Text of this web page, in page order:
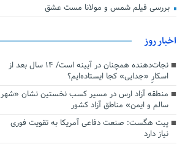
بررسی فیلم شمس و مولانا مست عشق
اخبار روز
نجات‌دهنده‌ همچنان در آیینه است/ ۱۴ سال بعد از
اسکارِ «جدایی» کجا ایستاده‌ایم؟
منطقه آزاد ارس در مسیر کسب نخستین نشان «شهر
سالم و ایمن» مناطق آزاد کشور
پیت هگست: صنعت دفاعی آمریکا به تقویت فوری
نیاز دارد